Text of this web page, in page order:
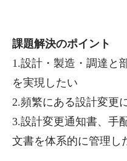
課題解決のポイント
1.設計・製造・調達と
を実現したい
2.頻繁にある設計変更
3.設計変更通知書、手
文書を体系的に管理し